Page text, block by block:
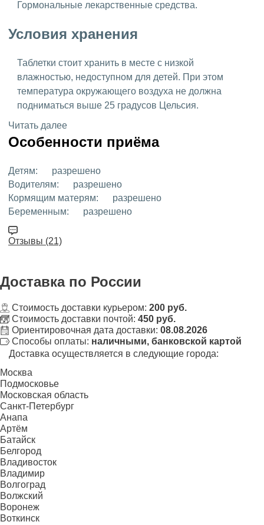
Гормональные лекарственные средства.
Условия хранения
Таблетки стоит хранить в месте с низкой
влажностью, недоступном для детей. При этом
температура окружающего воздуха не должна
подниматься выше 25 градусов Цельсия.
Читать далее
Особенности приёма
Детям:
разрешено
Водителям:
разрешено
Кормящим матерям:
разрешено
Беременным:
разрешено
Отзывы (21)
Доставка по России
Стоимость доставки курьером: 200 руб.
Стоимость доставки почтой: 450 руб.
Ориентировочная дата доставки: 08.08.2026
Способы оплаты: наличными, банковской картой
Доставка осуществляется в следующие города:
Москва
Подмосковье
Московская область
Санкт-Петербург
Анапа
Артём
Батайск
Белгород
Владивосток
Владимир
Волгоград
Волжский
Воронеж
Воткинск